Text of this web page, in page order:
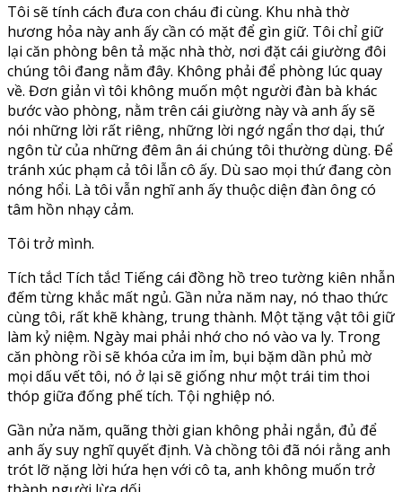
Tôi sẽ tính cách đưa con cháu đi cùng. Khu nhà thờ
hương hỏa này anh ấy cần có mặt để gìn giữ. Tôi chỉ giữ
lại căn phòng bên tả mặc nhà thờ, nơi đặt cái giường đôi
chúng tôi đang nằm đây. Không phải để phòng lúc quay
về. Đơn giản vì tôi không muốn một người đàn bà khác
bước vào phòng, nằm trên cái giường này và anh ấy sẽ
nói những lời rất riêng, những lời ngớ ngẩn thơ dại, thứ
ngôn từ của những đêm ân ái chúng tôi thường dùng. Để
tránh xúc phạm cả tôi lẫn cô ấy. Dù sao mọi thứ đang còn
nóng hổi. Là tôi vẫn nghĩ anh ấy thuộc diện đàn ông có
tâm hồn nhạy cảm.
Tôi trở mình.
Tích tắc! Tích tắc! Tiếng cái đồng hồ treo tường kiên nhẫn
đếm từng khắc mất ngủ. Gần nửa năm nay, nó thao thức
cùng tôi, rất khẽ khàng, trung thành. Một tặng vật tôi giữ
làm kỷ niệm. Ngày mai phải nhớ cho nó vào va ly. Trong
căn phòng rồi sẽ khóa cửa im ỉm, bụi bặm dần phủ mờ
mọi dấu vết tôi, nó ở lại sẽ giống như một trái tim thoi
thóp giữa đống phế tích. Tội nghiệp nó.
Gần nửa năm, quãng thời gian không phải ngắn, đủ để
anh ấy suy nghĩ quyết định. Và chồng tôi đã nói rằng anh
trót lỡ nặng lời hứa hẹn với cô ta, anh không muốn trở